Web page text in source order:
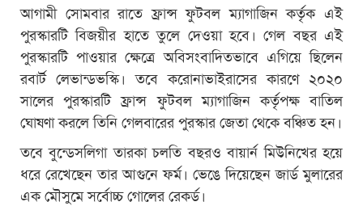
আগামী সোমবার রাতে ফ্রান্স ফুটবল ম্যাগাজিন কর্তৃক এই
পুরস্কারটি বিজয়ীর হাতে তুলে দেওয়া হবে। গেল বছর এই
পুরস্কারটি পাওয়ার ক্ষেত্রে অবিসংবাদিতভাবে এগিয়ে ছিলেন
রবার্ট লেভান্ডভস্কি। তবে করোনাভাইরাসের কারণে ২০২০
সালের পুরস্কারটি ফ্রান্স ফুটবল ম্যাগাজিন কর্তৃপক্ষ বাতিল
ঘোষণা করলে তিনি গেলবারের পুরস্কার জেতা থেকে বঞ্চিত হন।
তবে বুন্ডেসলিগা তারকা চলতি বছরও বায়ার্ন মিউনিখের হয়ে
ধরে রেখেছেন তার আগুনে ফর্ম। ভেঙে দিয়েছেন জার্ড মুলারের
এক মৌসুমে সর্বোচ্চ গোলের রেকর্ড।